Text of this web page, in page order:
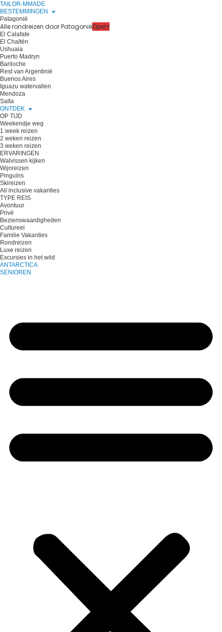
TAILOR-MMADE
BESTEMMINGEN
Patagonië
Alle rondreizen door PatagoniëOpen!
El Calafate
El Chaltén
Ushuaia
Puerto Madryn
Bariloche
Rest van Argentinië
Buenos Aires
Iguazu watervallen
Mendoza
Salta
ONTDEK
OP TIJD
Weekendje weg
1 week reizen
2 weken reizen
3 weken reizen
ERVARINGEN
Walvissen kijken
Wijnreizen
Pinguïns
Skireizen
All inclusive vakanties
TYPE REIS
Avontuur
Privé
Bezienswaardigheden
Cultureel
Familie Vakanties
Rondreizen
Luxe reizen
Excursies in het wild
ANTARCTICA
SENIOREN